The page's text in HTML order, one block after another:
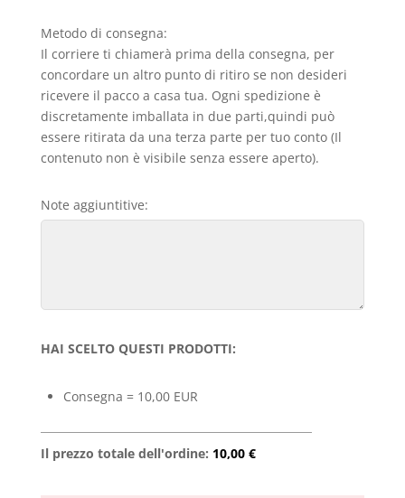
Metodo di consegna:
Il corriere ti chiamerà prima della consegna, per
concordare un altro punto di ritiro se non desideri
ricevere il pacco a casa tua. Ogni spedizione è
discretamente imballata in due parti,quindi può
essere ritirata da una terza parte per tuo conto (Il
contenuto non è visibile senza essere aperto).
Note aggiuntitive:
HAI SCELTO QUESTI PRODOTTI:
Consegna = 10,00 EUR
Il prezzo totale dell'ordine: 10,00 €